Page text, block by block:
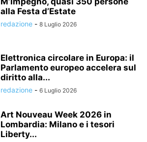
alla Festa d’Estate
redazione - 8 Luglio 2026
Elettronica circolare in Europa: il
Parlamento europeo accelera sul
diritto alla...
redazione - 6 Luglio 2026
Art Nouveau Week 2026 in
Lombardia: Milano e i tesori
Liberty...